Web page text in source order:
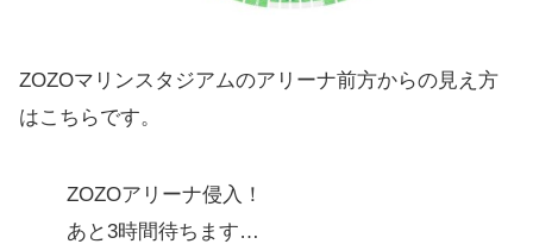
ZOZOマリンスタジアムのアリーナ前方からの見え方
はこちらです。
ZOZOアリーナ侵入！
あと3時間待ちます…